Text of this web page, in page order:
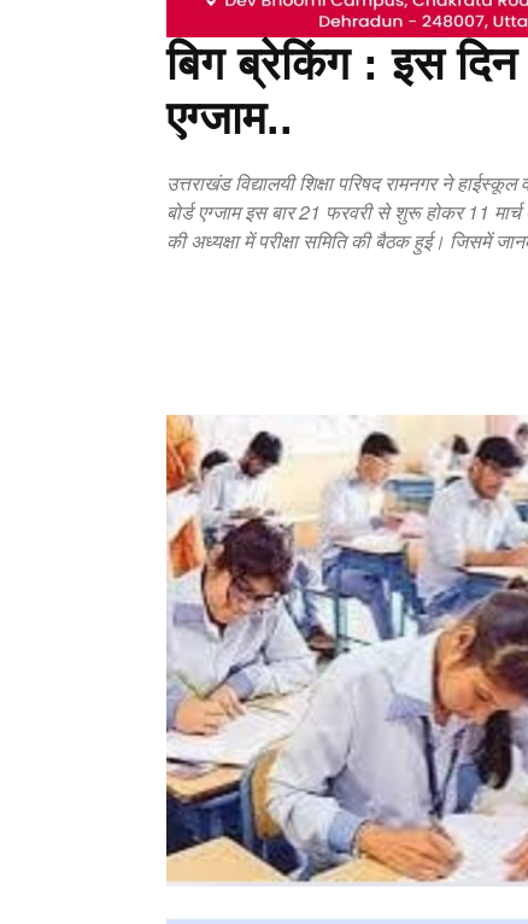
बिग ब्रेकिंग : इस
एग्जाम..
उत्तराखंड विद्यालयी शिक्षा परिषद रामनगर ने
बोर्ड एग्जाम इस बार 21 फरवरी से शुरू होकर 11
की अध्यक्षा में परीक्षा समिति की बैठक हुई। जिसमें